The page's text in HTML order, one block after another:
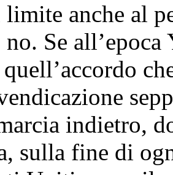
limite anche al
Se all’epoca
indietro,
sulla fine di